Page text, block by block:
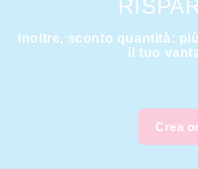
Inoltre, sconto quantità:
il tuo
Crea